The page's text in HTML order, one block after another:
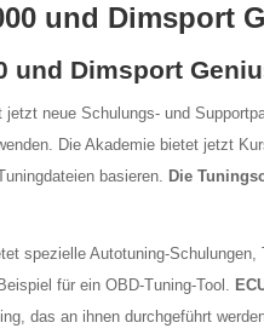
und Dimsport
und Dimsport
neue Schulungs- und
Die Akademie bietet jetzt
basieren. Die
spezielle Autotuning-
für ein OBD-Tuning-Tool.
das an ihnen durchgeführt